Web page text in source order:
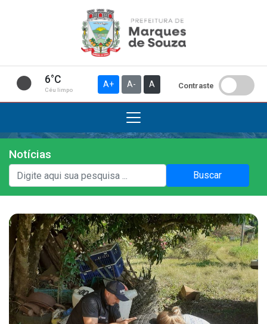
6°C
Céu limpo
A+ A- A Contraste
Institucional
A Prefeitura
Gabinete do Vice-prefeito
História do Município
Símbolos Oficiais
Estrutura Organizacional
Notícias
Buscar